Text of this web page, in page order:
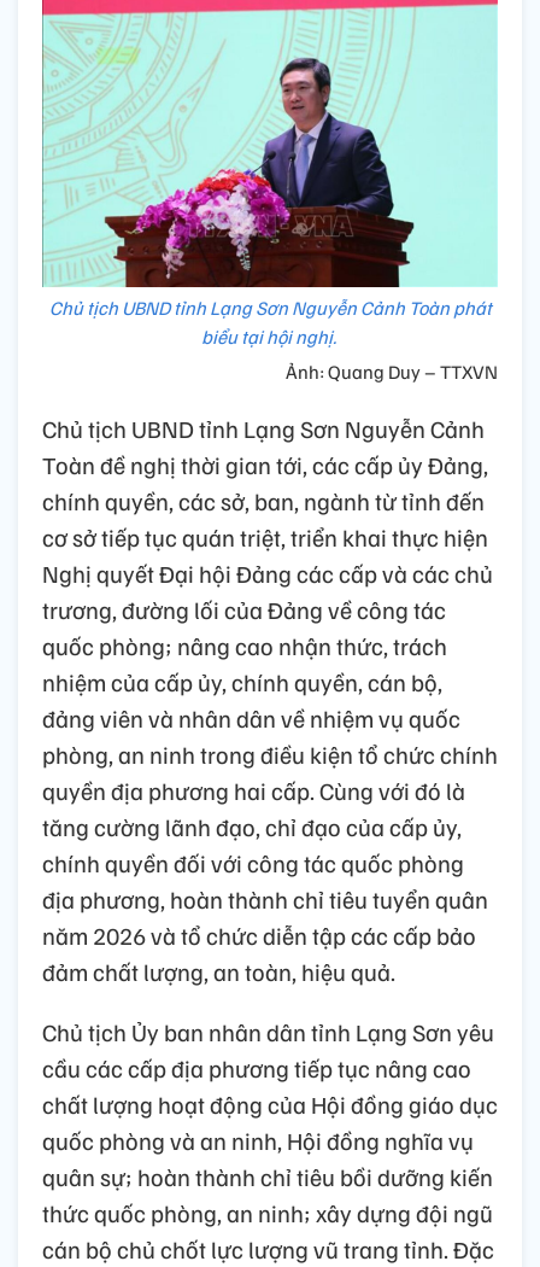
Chủ tịch UBND tỉnh Lạng Sơn Nguyễn Cảnh Toàn phát
biểu tại hội nghị.
Ảnh: Quang Duy – TTXVN
Chủ tịch UBND tỉnh Lạng Sơn Nguyễn Cảnh
Toàn đề nghị thời gian tới, các cấp ủy Đảng,
chính quyền, các sở, ban, ngành từ tỉnh đến
cơ sở tiếp tục quán triệt, triển khai thực hiện
Nghị quyết Đại hội Đảng các cấp và các chủ
trương, đường lối của Đảng về công tác
quốc phòng; nâng cao nhận thức, trách
nhiệm của cấp ủy, chính quyền, cán bộ,
đảng viên và nhân dân về nhiệm vụ quốc
phòng, an ninh trong điều kiện tổ chức chính
quyền địa phương hai cấp. Cùng với đó là
tăng cường lãnh đạo, chỉ đạo của cấp ủy,
chính quyền đối với công tác quốc phòng
địa phương, hoàn thành chỉ tiêu tuyển quân
năm 2026 và tổ chức diễn tập các cấp bảo
đảm chất lượng, an toàn, hiệu quả.
Chủ tịch Ủy ban nhân dân tỉnh Lạng Sơn yêu
cầu các cấp địa phương tiếp tục nâng cao
chất lượng hoạt động của Hội đồng giáo dục
quốc phòng và an ninh, Hội đồng nghĩa vụ
quân sự; hoàn thành chỉ tiêu bồi dưỡng kiến
thức quốc phòng, an ninh; xây dựng đội ngũ
cán bộ chủ chốt lực lượng vũ trang tỉnh. Đặc